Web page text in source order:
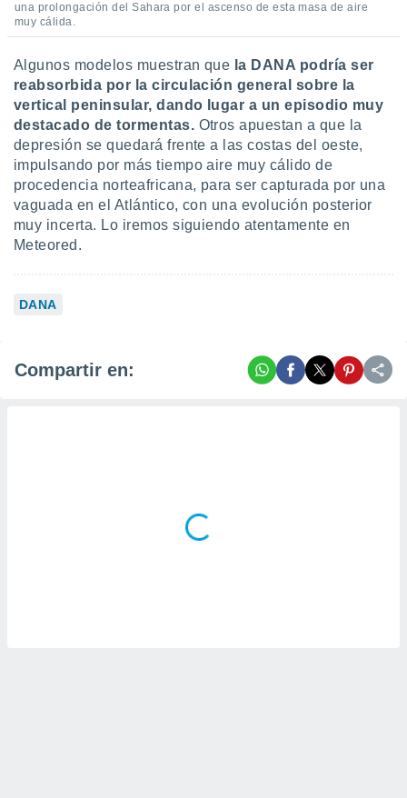
una prolongación del Sahara por el ascenso de esta masa de aire
muy cálida.
Algunos modelos muestran que la DANA podría ser
reabsorbida por la circulación general sobre la
vertical peninsular, dando lugar a un episodio muy
destacado de tormentas. Otros apuestan a que la
depresión se quedará frente a las costas del oeste,
impulsando por más tiempo aire muy cálido de
procedencia norteafricana, para ser capturada por una
vaguada en el Atlántico, con una evolución posterior
muy incerta. Lo iremos siguiendo atentamente en
Meteored.
DANA
Compartir en: